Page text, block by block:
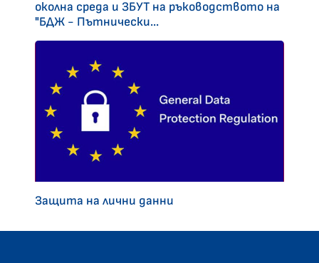
околна среда и ЗБУТ на ръководството на
"БДЖ - Пътнически...
Защита на лични данни